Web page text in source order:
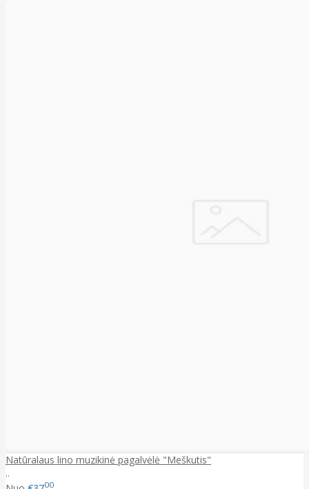
Natūralaus lino muzikinė pagalvėlė "Meškutis"
..
00